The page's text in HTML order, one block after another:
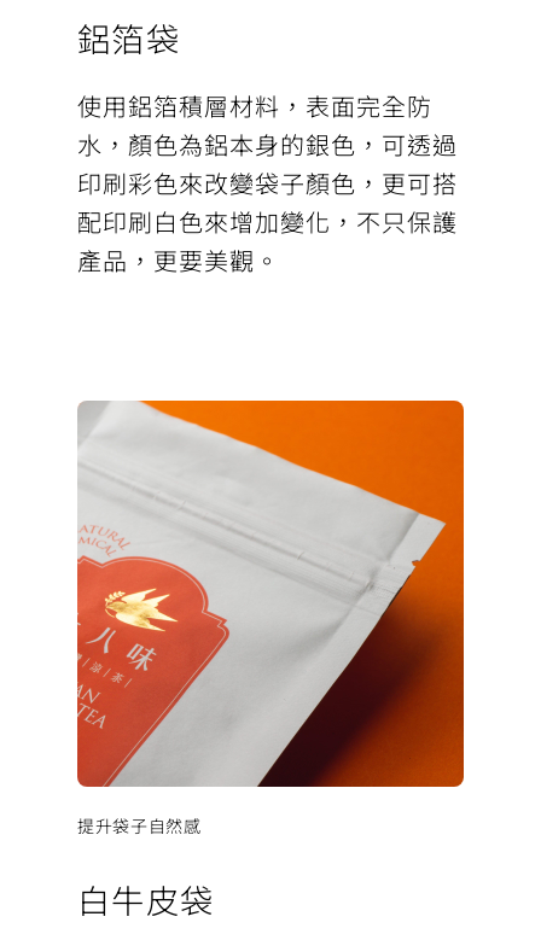
鋁箔袋
使用鋁箔積層材料，表面完全防
水，顏色為鋁本身的銀色，可透過
印刷彩色來改變袋子顏色，更可搭
配印刷白色來增加變化，不只保護
產品，更要美觀。
提升袋子自然感
白牛皮袋